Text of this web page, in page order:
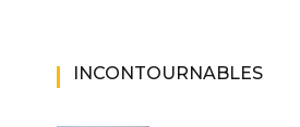
INCONTOURNABLES